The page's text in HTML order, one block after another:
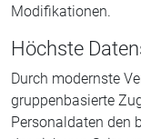
Modifikationen.
Höchste
Durch modernste
gruppenbasierte
Personaldaten den